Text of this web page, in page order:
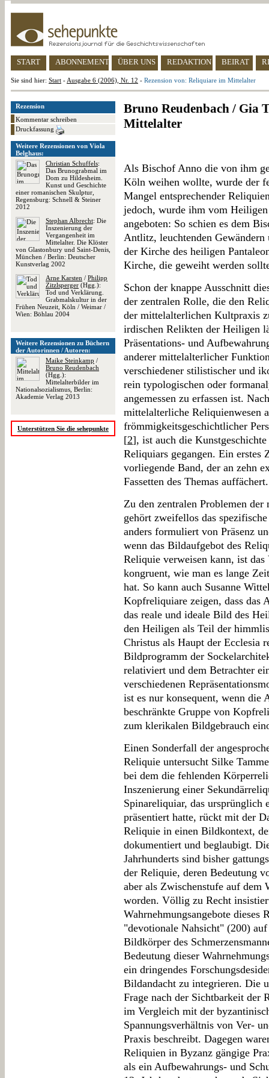
START ABONNEMENT ÜBER UNS REDAKTION BEIRAT
Sie sind hier: Start - Ausgabe 6 (2006), Nr. 12 - Rezension von: Reliquiare im Mittelalter
Rezension
Kommentar schreiben
Druckfassung
Weitere Rezensionen von Viola
Belghaus:
Christian Schuffels:
Das Brunograbmal im
Dom zu Hildesheim.
Kunst und Geschichte
einer romanischen Skulptur,
Regensburg: Schnell & Steiner
2012
Stephan Albrecht: Die
Inszenierung der
Vergangenheit im
Mittelalter. Die Klöster
von Glastonbury und Saint-Denis,
München / Berlin: Deutscher
Kunstverlag 2002
Arne Karsten / Philipp
Zitzlsperger (Hgg.):
Tod und Verklärung.
Grabmalskultur in der
Frühen Neuzeit, Köln / Weimar /
Wien: Böhlau 2004
Weitere Rezensionen zu Büchern
der Autorinnen / Autoren:
Maike Steinkamp /
Bruno Reudenbach
(Hgg.):
Mittelalterbilder im
Nationalsozialismus, Berlin:
Akademie Verlag 2013
Unterstützen Sie die sehepunkte
Bruno Reudenbach / Gia
Mittelalter
Als Bischof Anno die von ihm
Köln weihen wollte, wurde der
Mangel entsprechender
jedoch, wurde ihm vom
angeboten: So schien es dem
Antlitz, leuchtenden Gewändern
der Kirche des heiligen
Kirche, die geweiht werden
Schon der knappe Ausschnitt
der zentralen Rolle, die den
der mittelalterlichen Kultpraxis
irdischen Relikten der Heiligen
Präsentations- und
anderer mittelalterlicher
verschiedener stilistischer und
rein typologischen oder
angemessen zu erfassen ist.
mittelalterliche Reliquienwesen
frömmigkeitsgeschichtlicher
[2], ist auch die
Reliquiars gegangen. Ein erstes
vorliegende Band, der an zehn
Fassetten des Themas auffächert.
Zu den zentralen Problemen
gehört zweifellos das
anders formuliert von Präsenz
wenn das Bildaufgebot des
Reliquie verweisen kann, ist
kongruent, wie man es lange
hat. So kann auch Susanne
Kopfreliquiare zeigen, dass das
das reale und ideale Bild des
den Heiligen als Teil der
Christus als Haupt der Ecclesia
Bildprogramm der
relativiert und dem Betrachter
verschiedenen
ist es nur konsequent, wenn die
beschränkte Gruppe von
zum klerikalen Bildgebrauch
Einen Sonderfall der
Reliquie untersucht Silke
bei dem die fehlenden
Inszenierung einer
Spinareliquiar, das ursprünglich
präsentiert hatte, rückt mit der
Reliquie in einen Bildkontext,
dokumentiert und beglaubigt.
Jahrhunderts sind bisher
der Reliquie, deren Bedeutung
aber als Zwischenstufe auf
worden. Völlig zu Recht
Wahrnehmungsangebote
"devotionale Nahsicht" (200)
Bildkörper des
Bedeutung dieser
ein dringendes
Bildandacht zu integrieren. Die
Frage nach der Sichtbarkeit der
im Vergleich mit der
Spannungsverhältnis von Ver-
Praxis beschreibt. Dagegen
Reliquien in Byzanz gängige
als ein Aufbewahrungs- und